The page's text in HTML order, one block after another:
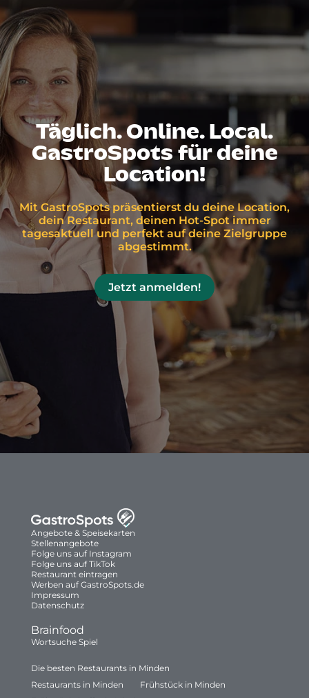
Täglich. Online. Local.
GastroSpots für deine
Location!
Mit GastroSpots präsentierst du deine Location,
dein Restaurant, deinen Hot-Spot immer
tagesaktuell und perfekt auf deine Zielgruppe
abgestimmt.
Jetzt anmelden!
Angebote & Speisekarten
Stellenangebote
Folge uns auf Instagram
Folge uns auf TikTok
Restaurant eintragen
Werben auf GastroSpots.de
Impressum
Datenschutz
Brainfood
Wortsuche Spiel
Die besten Restaurants in Minden
Restaurants in Minden
Frühstück in Minden